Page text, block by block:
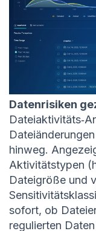
Datenrisiken
hinweg.
Aktivitätstypen
Dateigröße und
sofort, ob
regulierten